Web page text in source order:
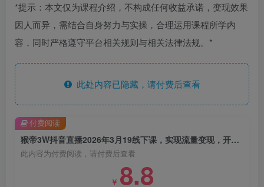
*提示：本文仅为课程介绍，不构成任何收益承诺，变现效果
因人而异，需结合自身努力与实操，合理运用课程所学内
容，同时严格遵守平台相关规则与相关法律法规。*
此处内容已隐藏，请付费后查看
猴帝3W抖音直播2026年3月19线下课，实现流量变现，开启直播事业新高峰（全程录音+字幕交付）
此内容为付费阅读，请付费后查看
￥ 8.8
付费阅读